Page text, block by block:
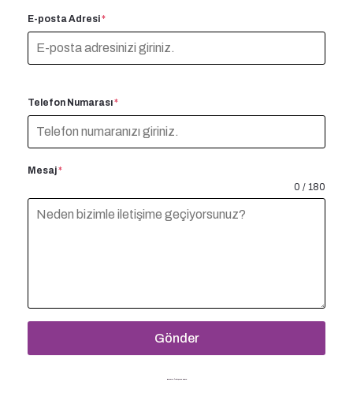
E-posta Adresi*
Telefon Numarası*
Mesaj*
0 / 180
Gönder
Bizimle İletişime Geçin